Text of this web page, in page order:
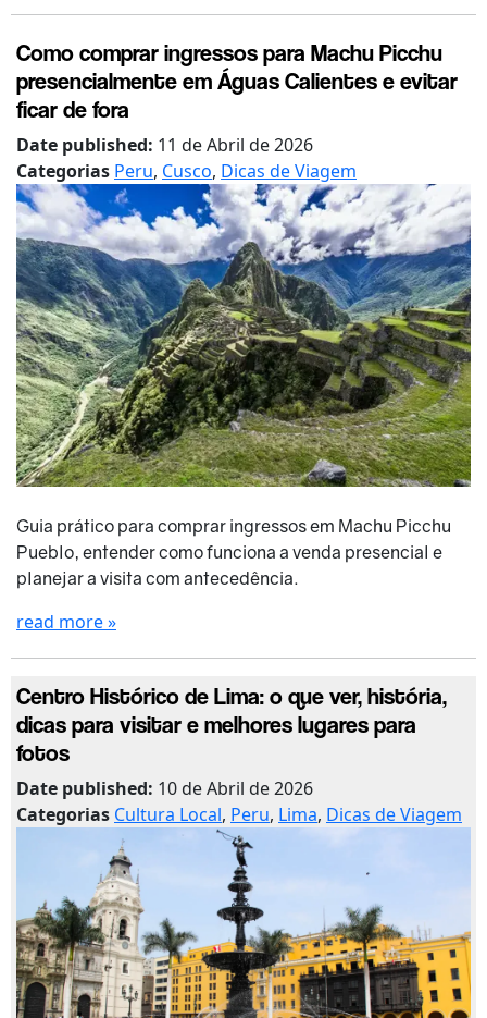
Como comprar ingressos para Machu Picchu
presencialmente em Águas Calientes e evitar
ficar de fora
Date published: 11 de Abril de 2026
Categorias Peru, Cusco, Dicas de Viagem
Guia prático para comprar ingressos em Machu Picchu
Pueblo, entender como funciona a venda presencial e
planejar a visita com antecedência.
read more »
Centro Histórico de Lima: o que ver, história,
dicas para visitar e melhores lugares para
fotos
Date published: 10 de Abril de 2026
Categorias Cultura Local, Peru, Lima, Dicas de Viagem